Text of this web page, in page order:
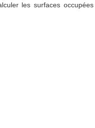
les surfaces